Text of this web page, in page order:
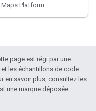
Platform.
page est régi par une
, et les échantillons de code
en savoir plus, consultez les
une marque déposée